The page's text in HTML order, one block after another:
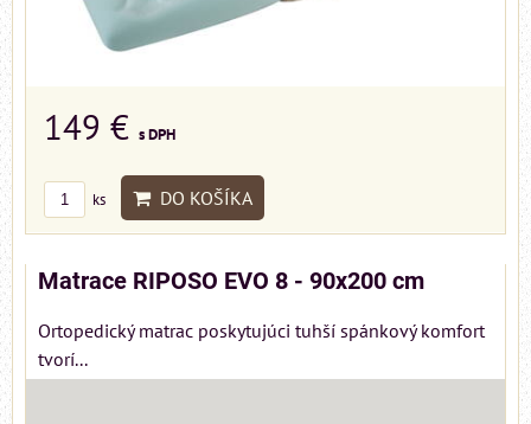
149 € s DPH
ks DO KOŠÍKA
Matrace RIPOSO EVO 8 - 90x200 cm
Ortopedický matrac poskytujúci tuhší spánkový komfort
tvorí...